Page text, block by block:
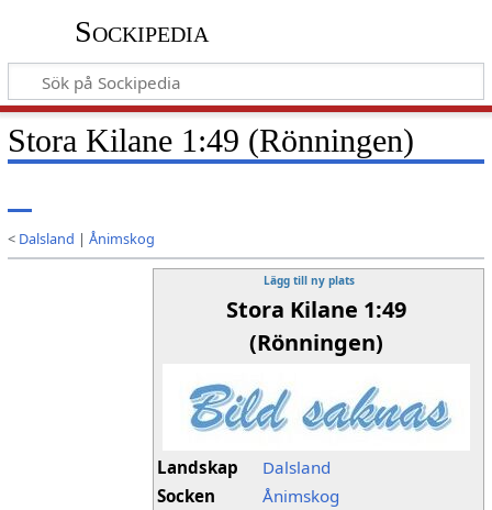
Sockipedia
Stora Kilane 1:49 (Rönningen)
< Dalsland | Ånimskog
Lägg till ny plats
Stora Kilane 1:49
(Rönningen)
Landskap
Dalsland
Socken
Ånimskog